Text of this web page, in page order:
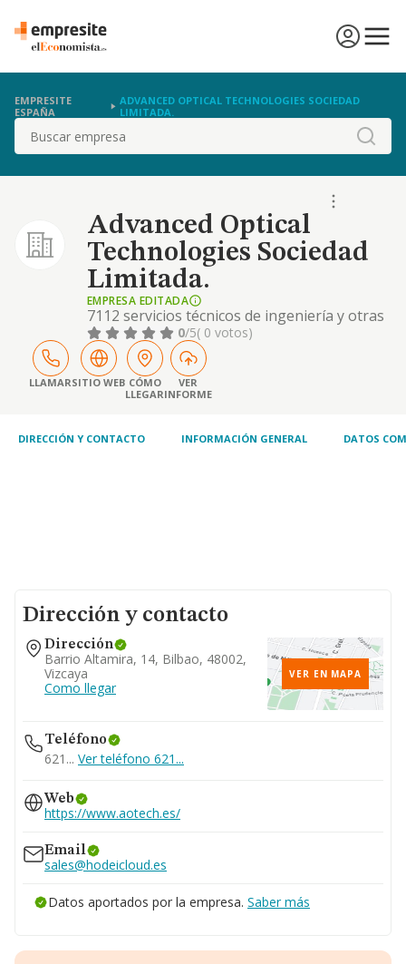
EMPRESITE
ESPAÑA
ADVANCED OPTICAL TECHNOLOGIES SOCIEDAD
LIMITADA.
Buscar
Advanced Optical
Technologies Sociedad
Limitada.
EMPRESA EDITADA
7112 servicios técnicos de ingeniería y otras
actividades relacionadas con el
asesoramiento técnico
0/5( 0 votos)
LLAMARSITIO WEB CÓMO
LLEGAR
VER
INFORME
DIRECCIÓN Y CONTACTO INFORMACIÓN GENERAL DATOS
Dirección y contacto
Dirección
Barrio Altamira, 14, Bilbao, 48002,
Vizcaya
Como llegar
VER EN MAPA
Teléfono
621... Ver teléfono 621...
Web
https://www.aotech.es/
Email
sales@hodeicloud.es
Datos aportados por la empresa. Saber más